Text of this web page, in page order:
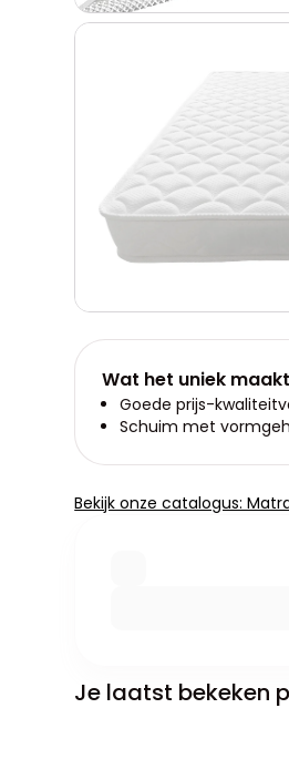
Wat het uniek maakt
Goede prijs-
Schuim met
Bekijk onze catalogus:
Je laatst bekeken